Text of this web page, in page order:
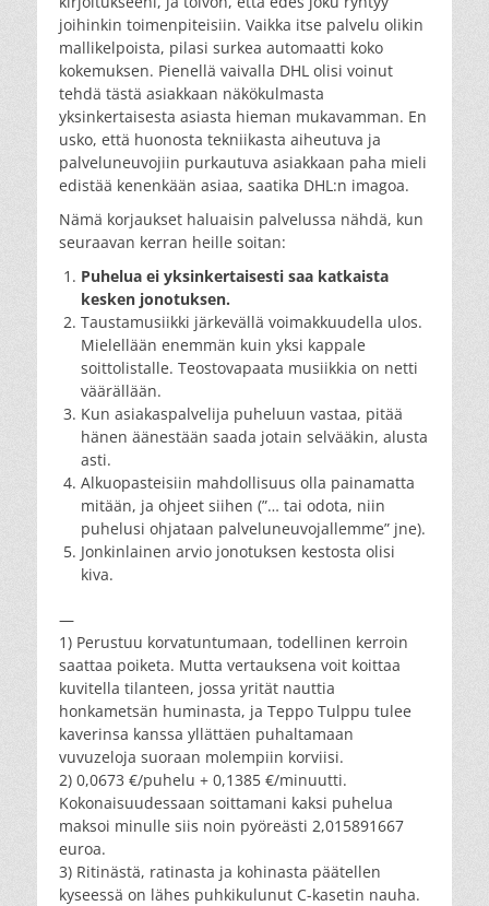
joihinkin toimenpiteisiin. Vaikka itse palvelu olikin
mallikelpoista, pilasi surkea automaatti koko
kokemuksen. Pienellä vaivalla DHL olisi voinut
tehdä tästä asiakkaan näkökulmasta
yksinkertaisesta asiasta hieman mukavamman. En
usko, että huonosta tekniikasta aiheutuva ja
palveluneuvojiin purkautuva asiakkaan paha mieli
edistää kenenkään asiaa, saatika DHL:n imagoa.
Nämä korjaukset haluaisin palvelussa nähdä, kun
seuraavan kerran heille soitan:
Puhelua ei yksinkertaisesti saa katkaista
kesken jonotuksen.
Taustamusiikki järkevällä voimakkuudella ulos.
Mielellään enemmän kuin yksi kappale
soittolistalle. Teostovapaata musiikkia on netti
väärällään.
Kun asiakaspalvelija puheluun vastaa, pitää
hänen äänestään saada jotain selvääkin, alusta
asti.
Alkuopasteisiin mahdollisuus olla painamatta
mitään, ja ohjeet siihen (”… tai odota, niin
puhelusi ohjataan palveluneuvojallemme” jne).
Jonkinlainen arvio jonotuksen kestosta olisi
kiva.
—
1) Perustuu korvatuntumaan, todellinen kerroin
saattaa poiketa. Mutta vertauksena voit koittaa
kuvitella tilanteen, jossa yrität nauttia
honkametsän huminasta, ja Teppo Tulppu tulee
kaverinsa kanssa yllättäen puhaltamaan
vuvuzeloja suoraan molempiin korviisi.
2) 0,0673 €/puhelu + 0,1385 €/minuutti.
Kokonaisuudessaan soittamani kaksi puhelua
maksoi minulle siis noin pyöreästi 2,015891667
euroa.
3) Ritinästä, ratinasta ja kohinasta päätellen
kyseessä on lähes puhkikulunut C-kasetin nauha.